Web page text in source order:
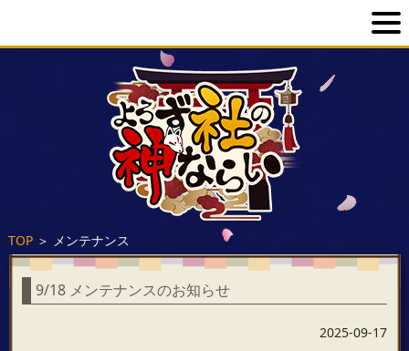
TOP＞ メンテナンス
9/18 メンテナンスのお知らせ
2025-09-17